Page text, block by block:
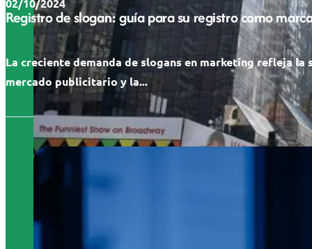
02/10/2024
Registro de slogan: guía para su registro como
La creciente demanda de slogans en marketing refleja la
mercado publicitario y la...